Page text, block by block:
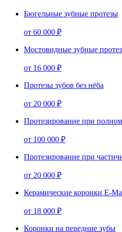
Бюгельные зубные протезы
от 60 000 ₽
Мостовидные зубные
от 16 000 ₽
Протезы зубов без нёба
от 20 000 ₽
Протезирование при
от 100 000 ₽
Протезирование при
от 20 000 ₽
Керамические коронки E-
от 18 000 ₽
Коронки на передние зубы